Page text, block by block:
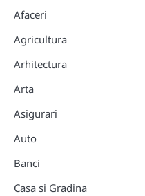
Afaceri
Agricultura
Arhitectura
Arta
Asigurari
Auto
Banci
Casa si Gradina